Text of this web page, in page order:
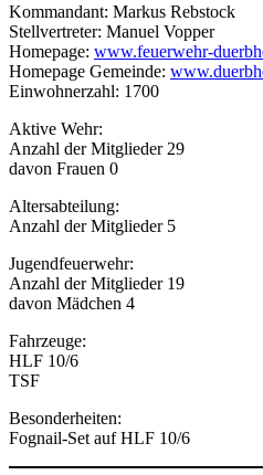
Kommandant: Markus Rebstock
Stellvertreter: Manuel Vopper
Homepage: www.feuerwehr-
Homepage Gemeinde:
Einwohnerzahl: 1700
Aktive Wehr:
Anzahl der Mitglieder 29
davon Frauen 0
Altersabteilung:
Anzahl der Mitglieder 5
Jugendfeuerwehr:
Anzahl der Mitglieder 19
davon Mädchen 4
Fahrzeuge:
HLF 10/6
TSF
Besonderheiten:
Fognail-Set auf HLF 10/6